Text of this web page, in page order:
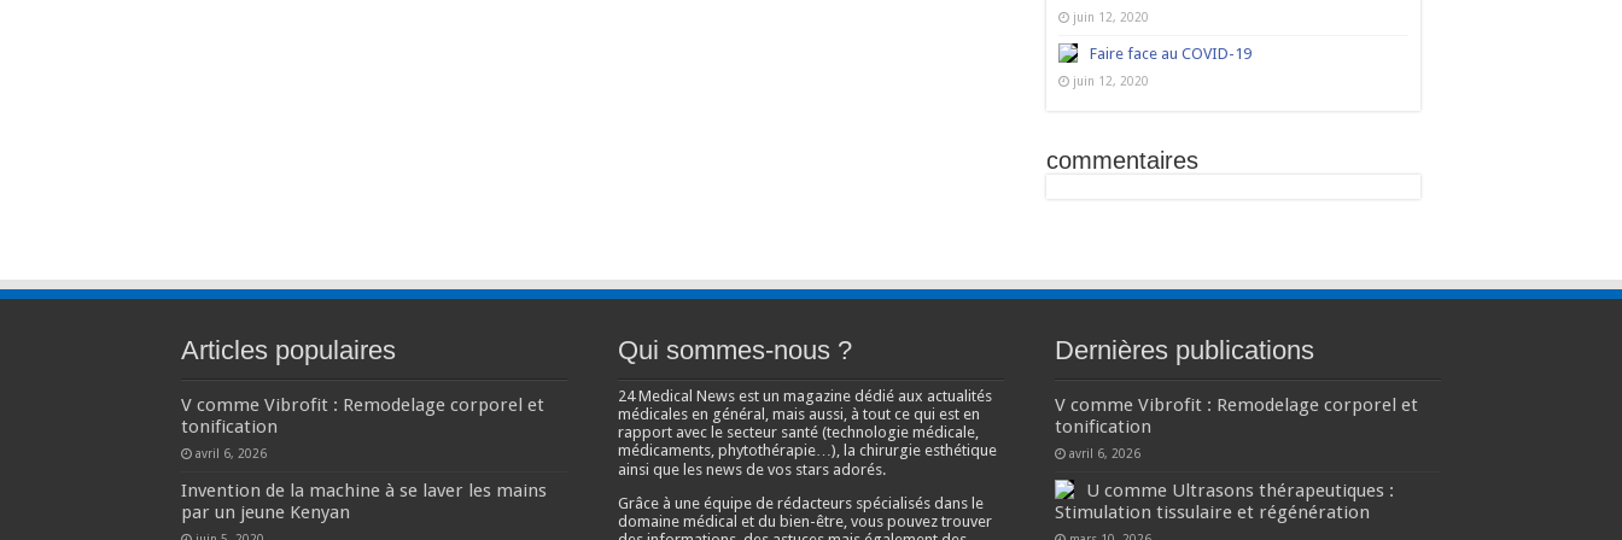
juin 12, 2020
Faire face au COVID-19
juin 12, 2020
commentaires
Articles populaires
V comme Vibrofit : Remodelage corporel et
tonification
avril 6, 2026
Invention de la machine à se laver les mains
par un jeune Kenyan
Qui sommes-nous ?
24 Medical News est un magazine dédié aux actualités
médicales en général, mais aussi, à tout ce qui est en
rapport avec le secteur santé (technologie médicale,
médicaments, phytothérapie…), la chirurgie esthétique
ainsi que les news de vos stars adorés.
Grâce à une équipe de rédacteurs spécialisés dans le
domaine médical et du bien-être, vous pouvez trouver
Dernières publications
V comme Vibrofit : Remodelage corporel et
tonification
avril 6, 2026
U comme Ultrasons thérapeutiques :
Stimulation tissulaire et régénération